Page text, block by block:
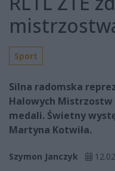
Sport
Silna radomska
Halowych Mistrzostw
medali. Świetny
Martyna Kotwiła.
Szymon Janczyk